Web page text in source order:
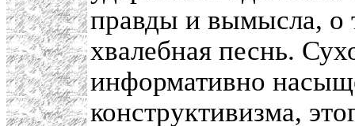
правды и вымысла, о
хвалебная песнь.
информативно
конструктивизма,